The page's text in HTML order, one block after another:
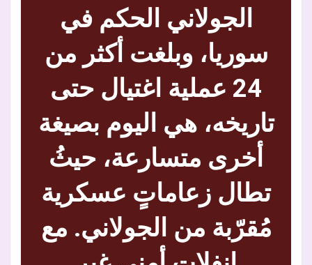
الجولاني الحكم في
سوريا، وبلغت أكثر من
24 عملية اغتيال حتى
تاريخه، هي اليوم بصيغة
أخرى متسارعة، حيثُ
تطال زعاماتٍ عسكرية
مُقرّبة من الجولاني. مع